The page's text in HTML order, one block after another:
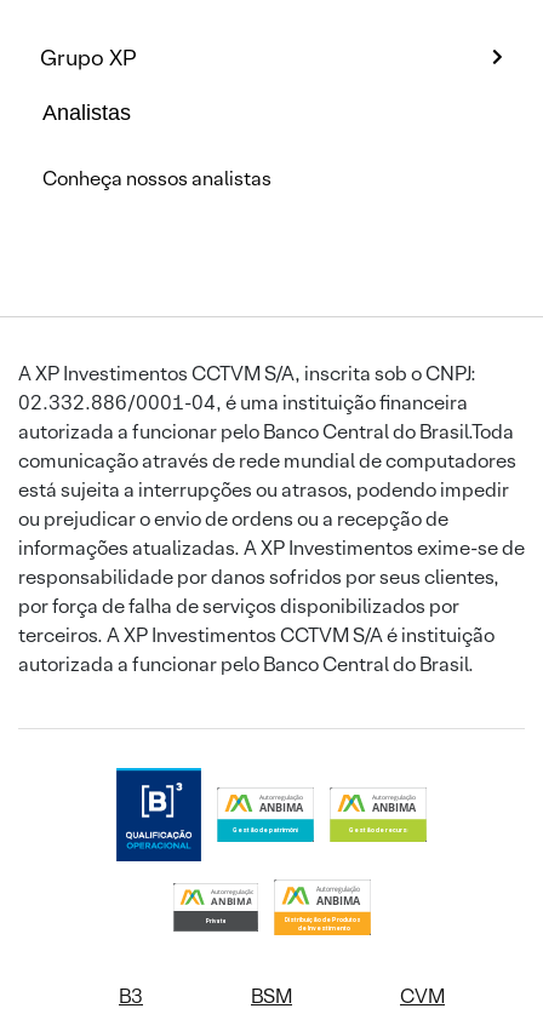
Grupo XP
Analistas
Conheça nossos analistas
A XP Investimentos CCTVM S/A, inscrita sob o CNPJ:
02.332.886/0001-04, é uma instituição financeira
autorizada a funcionar pelo Banco Central do Brasil.Toda
comunicação através de rede mundial de computadores
está sujeita a interrupções ou atrasos, podendo impedir
ou prejudicar o envio de ordens ou a recepção de
informações atualizadas. A XP Investimentos exime-se de
responsabilidade por danos sofridos por seus clientes,
por força de falha de serviços disponibilizados por
terceiros. A XP Investimentos CCTVM S/A é instituição
autorizada a funcionar pelo Banco Central do Brasil.
B3 BSM CVM